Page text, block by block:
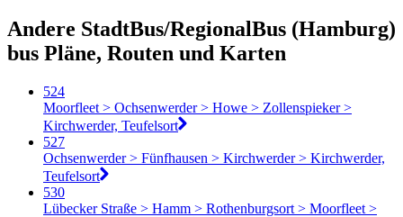
Andere StadtBus/RegionalBus (Hamburg)
bus Pläne, Routen und Karten
524
Moorfleet > Ochsenwerder > Howe > Zollenspieker >
Kirchwerder, Teufelsort
527
Ochsenwerder > Fünfhausen > Kirchwerder > Kirchwerder,
Teufelsort
530
Lübecker Straße > Hamm > Rothenburgsort > Moorfleet >